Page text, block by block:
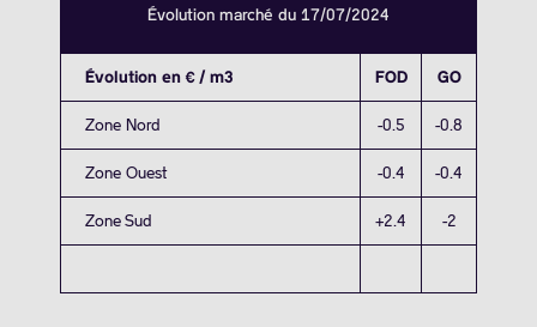
Évolution marché du 17/07/2024
Évolution en € / m3 FOD GO
Zone Nord -0.5 -0.8
Zone Ouest -0.4 -0.4
Zone Sud +2.4 -2